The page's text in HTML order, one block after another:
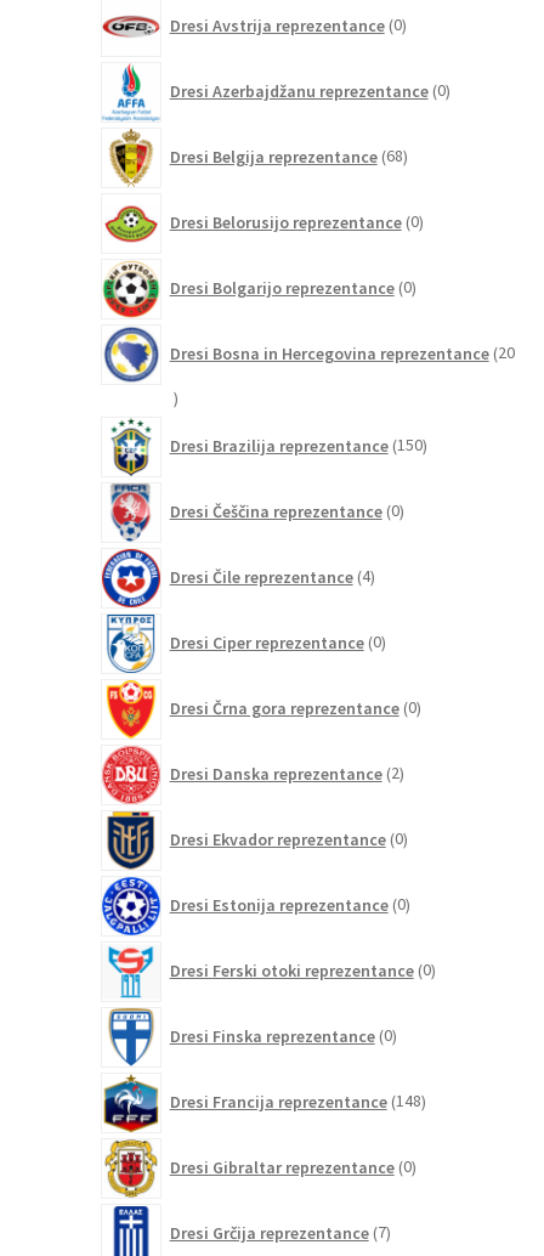
Dresi Avstrija reprezentance 0izdelkov
Dresi Azerbajdžanu reprezentance 0izdelkov
Dresi Belgija reprezentance 68izdelkov
Dresi Belorusijo reprezentance 0izdelkov
Dresi Bolgarijo reprezentance 0izdelkov
Dresi Bosna in Hercegovina reprezentance 20
20
Dresi Brazilija reprezentance 150izdelkov
Dresi Češčina reprezentance 0izdelkov
Dresi Čile reprezentance 4izdelki
Dresi Ciper reprezentance 0izdelkov
Dresi Črna gora reprezentance 0izdelkov
Dresi Danska reprezentance 2izdelka
Dresi Ekvador reprezentance 0izdelkov
Dresi Estonija reprezentance 0izdelkov
Dresi Ferski otoki reprezentance 0izdelkov
Dresi Finska reprezentance 0izdelkov
Dresi Francija reprezentance 148izdelkov
Dresi Gibraltar reprezentance 0izdelkov
Dresi Grčija reprezentance 7izdelkov